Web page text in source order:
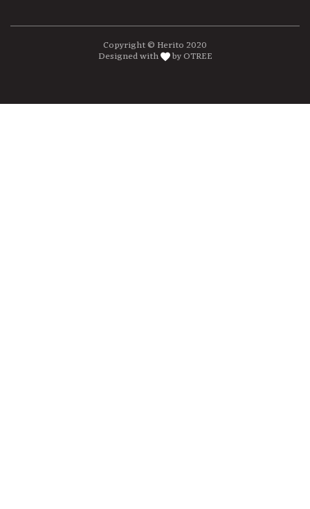
Copyright © Herito 2020
Designed with
by OTREE